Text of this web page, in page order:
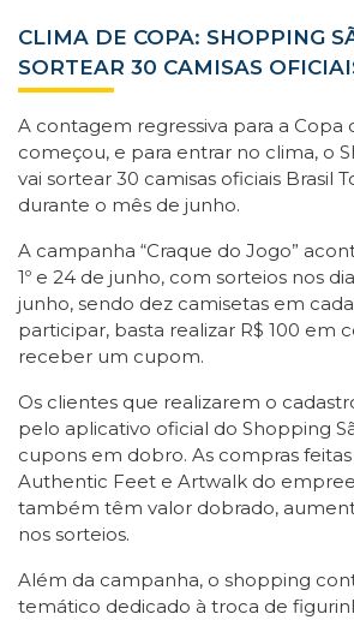
CLIMA DE COPA: SHOPPING
SORTEAR 30 CAMISAS
A contagem regressiva para a Copa
começou, e para entrar no clima, o
vai sortear 30 camisas oficiais Brasil
durante o mês de junho.
A campanha “Craque do Jogo”
1º e 24 de junho, com sorteios nos
junho, sendo dez camisetas em
participar, basta realizar R$ 100 em
receber um cupom.
Os clientes que realizarem o
pelo aplicativo oficial do Shopping
cupons em dobro. As compras feitas
Authentic Feet e Artwalk do
também têm valor dobrado,
nos sorteios.
Além da campanha, o shopping
temático dedicado à troca de